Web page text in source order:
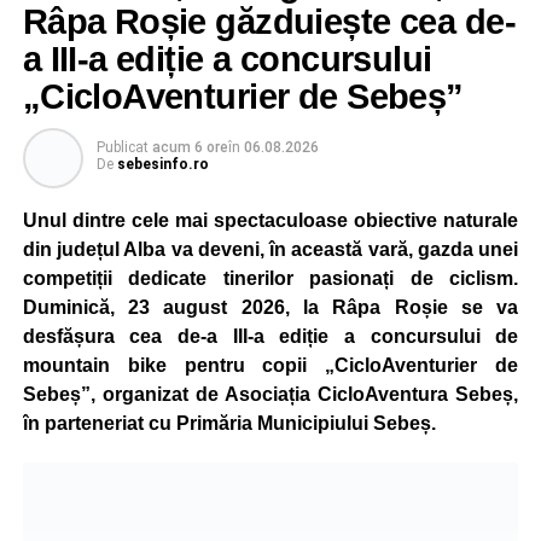
Râpa Roșie găzduiește cea de-
a III-a ediție a concursului
„CicloAventurier de Sebeș”
Publicat acum 6 oreîn 06.08.2026
De sebesinfo.ro
Unul dintre cele mai spectaculoase obiective naturale
din județul Alba va deveni, în această vară, gazda unei
competiții dedicate tinerilor pasionați de ciclism.
Duminică, 23 august 2026, la Râpa Roșie se va
desfășura cea de-a III-a ediție a concursului de
mountain bike pentru copii „CicloAventurier de
Sebeș”, organizat de Asociația CicloAventura Sebeș,
în parteneriat cu Primăria Municipiului Sebeș.